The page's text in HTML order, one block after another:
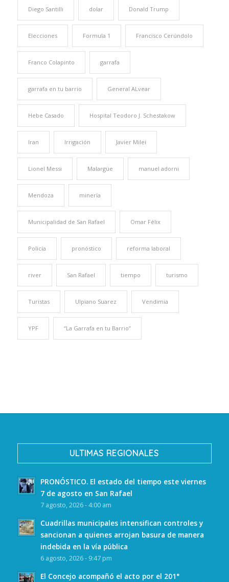
Diego Santilli dolar Donald Trump
Elecciones Formula 1 Francisco Cerúndolo
Franco Colapinto garrafa
garrafa en tu barrio General ALvear
Hebe Casado Hospital Teodoro J. Schestakow
Iran Irrigación Javier Milei
Lionel Messi Malargüe manuel adorni
Mendoza minería
Municipalidad de San Rafael Omar Félix
Policía pronóstico reforma laboral
river San Rafael tiempo turismo
Turistas Ulpiano Suarez Vendimia
YPF “La Garrafa en tu Barrio”
ULTIMAS REGIONALES
PRONÓSTICO. El estado del tiempo este viernes
7 de agosto en San Rafael
7 agosto, 2026 - 4:00 am
Cuadrillas municipales intensifican controles y
sancionan a quienes arrojan basura de manera
indebida en la vía pública
6 agosto, 2026 - 9:47 pm
El Concejo acompañó el acto por el 201°